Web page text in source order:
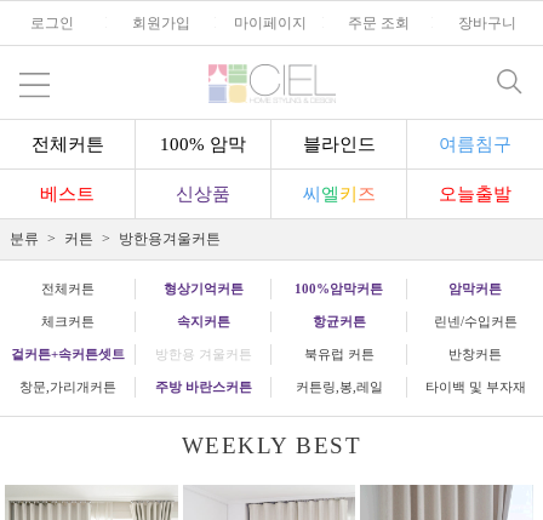
로그인 회원가입 마이페이지 주문 조회 장바구니
전체커튼 100% 암막 블라인드 여름침구
베스트 신상품 씨 엘키 즈 오늘출발
분류 커튼 방한용겨울커튼
전체커튼 형상기억커튼 100%암막커튼 암막커튼
체크커튼 속지커튼 항균커튼 린넨/수입커튼
겉커튼+속커튼셋트 방한용 겨울커튼 북유럽 커튼 반창커튼
창문,가리개커튼 주방 바란스커튼 커튼링,봉,레일 타이백 및 부자재
WEEKLY BEST